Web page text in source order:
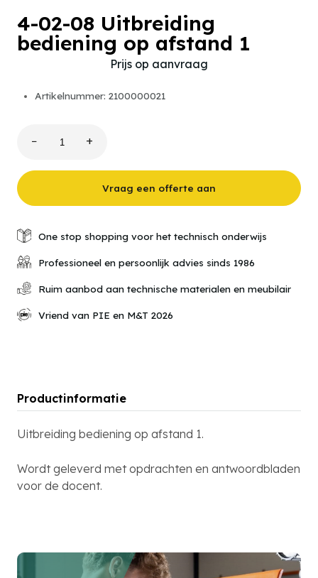
4-02-08 Uitbreiding
bediening op afstand 1
Prijs op aanvraag
Artikelnummer: 2100000021
−
08
op
1
aantal
+
Vraag een offerte aan
One stop shopping voor het technisch onderwijs
Professioneel en persoonlijk advies sinds 1986
Ruim aanbod aan technische materialen en meubilair
Vriend van PIE en M&T 2026
Productinformatie
Uitbreiding bediening op afstand 1.
Wordt geleverd met opdrachten en antwoordbladen
voor de docent.